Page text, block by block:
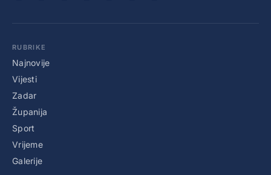
RUBRIKE
Najnovije
Vijesti
Zadar
Županija
Sport
Vrijeme
Galerije